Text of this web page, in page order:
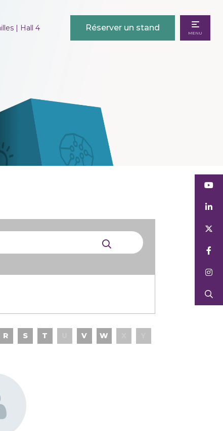
| Hall 4 Réserver un stand
MENU
R S T V W